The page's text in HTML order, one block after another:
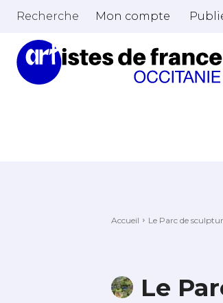
Recherche Mon compte
Accueil Le Parc de
Le